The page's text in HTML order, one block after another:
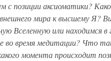
с позиции аксиоматики?
мира к высшему Я?
Вселенную или находимся в
во время медитации? Что
момента происходит